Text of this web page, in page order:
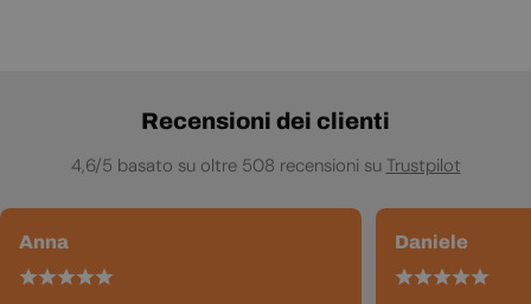
Recensioni dei clienti
4,6/5 basato su oltre 508 recensioni su Trustpilot
Anna Daniele